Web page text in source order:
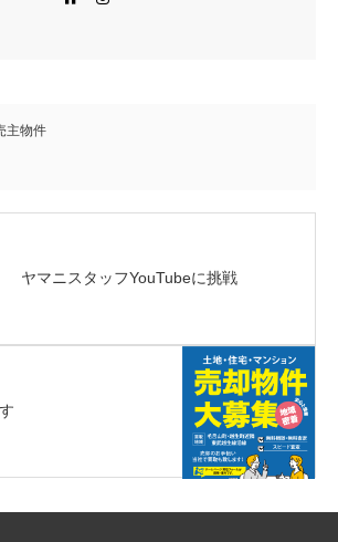
主物件
ヤマニスタッフYouTubeに挑戦